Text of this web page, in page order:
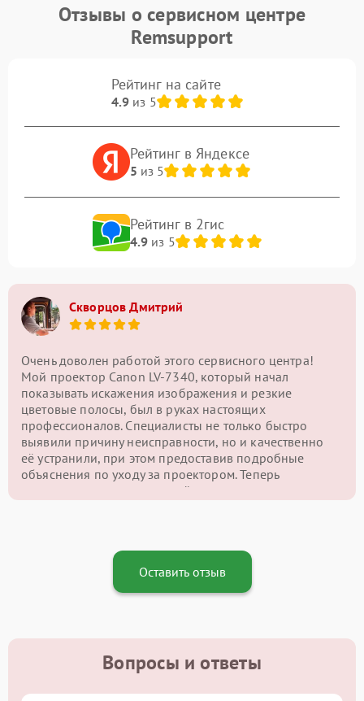
Отзывы о сервисном центре
Remsupport
Рейтинг на сайте
4.9из 5
Рейтинг в Яндексе
5 из 5
Рейтинг в 2гис
4.9из 5
Скворцов Дмитрий
Очень доволен работой этого сервисного центра!
Мой проектор Canon LV-7340, который начал
показывать искажения изображения и резкие
цветовые полосы, был в руках настоящих
профессионалов. Специалисты не только быстро
выявили причину неисправности, но и качественно
её устранили, при этом предоставив подробные
объяснения по уходу за проектором. Теперь
картинка на экране снова чёткая и яркая, и я могу
Оставить отзыв
Вопросы и ответы